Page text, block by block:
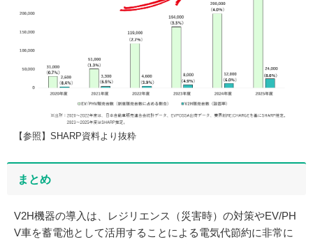
【参照】SHARP資料より抜粋
まとめ
V2H機器の導入は、レジリエンス（災害時）の対策やEV/PH
V車を蓄電池として活用することによる電気代節約に非常に